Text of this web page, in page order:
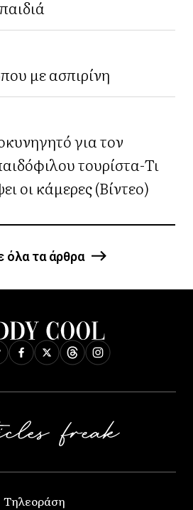
με ασπιρίνη
για τον
τουρίστα-Τι
οι κάμερες (Βίντεο)
όλα τα άρθρα
Τηλεοράση